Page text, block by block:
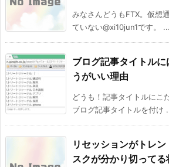
みなさんどうもFTX。仮想
ていない@xi10jun1です。 ...
ブログ記事タイトル
うがいい理由
どうも！記事タイトルにこ
ブログ記事タイトルを付け
リセッションがトレ
スクが分かり切って